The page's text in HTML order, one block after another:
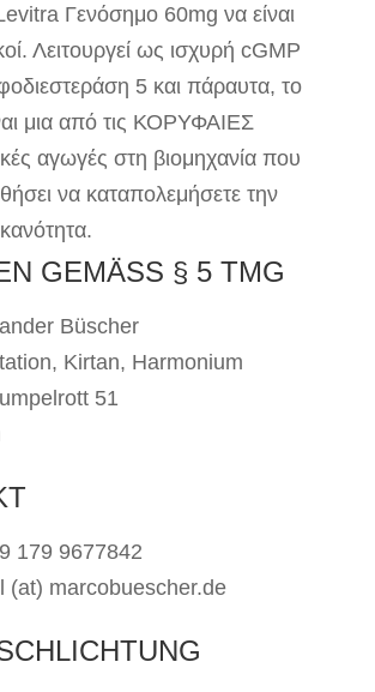
Γενόσημο 60mg να είναι
Λειτουργεί ως ισχυρή cGMP
5 και πάραυτα, το
μια από τις ΚΟΡΥΦΑΙΕΣ
αγωγές στη βιομηχανία που
να καταπολεμήσετε την
GEMÄSS § 5 TMG
Büscher
Kirtan, Harmonium
51
179 9677842
(at) marcobuescher.de